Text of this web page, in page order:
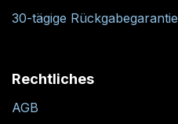
30-tägige Rückgabegarantie
Rechtliches
AGB